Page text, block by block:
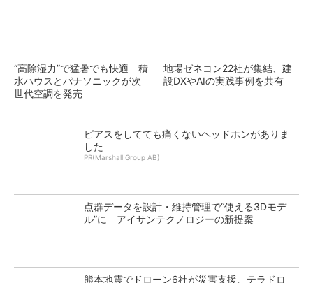
“高除湿力”で猛暑でも快適 積
水ハウスとパナソニックが次
世代空調を発売
地場ゼネコン22社が集結、建
設DXやAIの実践事例を共有
ピアスをしてても痛くないヘッドホンがありま
した
PR(Marshall Group AB)
点群データを設計・維持管理で“使える3Dモデ
ル”に アイサンテクノロジーの新提案
熊本地震でドローン6社が災害支援、テラドロ